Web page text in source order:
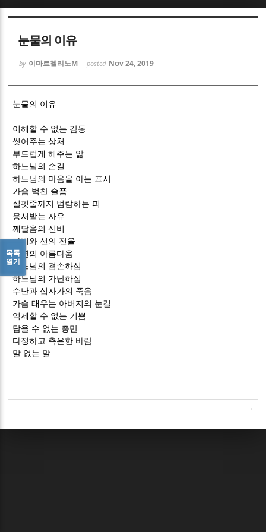
눈물의 이유
by 이마르첼리노M posted Nov 24, 2019
눈물의 이유
이해할 수 없는 감동
씻어주는 상처
부드럽게 해주는 앎
하느님의 손길
하느님의 마음을 아는 표시
가슴 벅찬 슬픔
실핏줄까지 범람하는 피
용서받는 자유
깨달음의 신비
자비와 선의 전율
심연의 아름다움
하느님의 겸손하심
하느님의 가난하심
수난과 십자가의 죽음
가슴 태우는 아버지의 눈길
억제할 수 없는 기쁨
담을 수 없는 충만
다정하고 측은한 바람
말 없는 말
목록
열기
Sketchbook5, 스케치북5
Sketchbook5, 스케치북5
Sketchbook5, 스케치북5
Sketchbook5, 스케치북5